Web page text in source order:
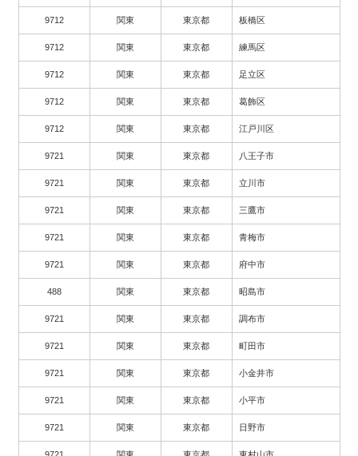
9712 関東 東京都 板橋区
9712 関東 東京都 練馬区
9712 関東 東京都 足立区
9712 関東 東京都 葛飾区
9712 関東 東京都 江戸川区
9721 関東 東京都 八王子市
9721 関東 東京都 立川市
9721 関東 東京都 三鷹市
9721 関東 東京都 青梅市
9721 関東 東京都 府中市
488 関東 東京都 昭島市
9721 関東 東京都 調布市
9721 関東 東京都 町田市
9721 関東 東京都 小金井市
9721 関東 東京都 小平市
9721 関東 東京都 日野市